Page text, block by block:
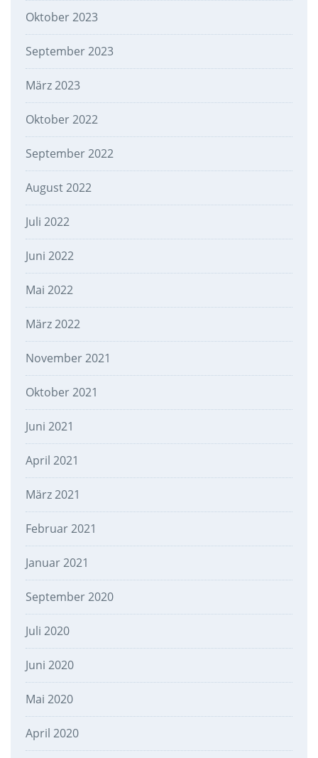
Oktober 2023
September 2023
März 2023
Oktober 2022
September 2022
August 2022
Juli 2022
Juni 2022
Mai 2022
März 2022
November 2021
Oktober 2021
Juni 2021
April 2021
März 2021
Februar 2021
Januar 2021
September 2020
Juli 2020
Juni 2020
Mai 2020
April 2020